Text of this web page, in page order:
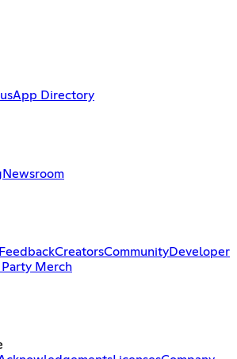
App Directory
Newsroom
FeedbackCreatorsCommunityDeveloper
Merch